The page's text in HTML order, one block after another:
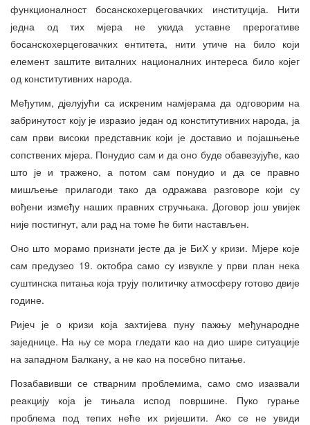
функционалност босанскохерцеговачких институција. Нити
једна од тих мјера не укида уставне прерогативе
босанскохерцеговачких ентитета, нити утиче на било који
елемент заштите виталних националних интереса било којег
од конститутивних народа.
Међутим, дјелујући са искреним намјерама да одговорим на
забринутост коју је изразио један од конститутивних народа, ја
сам први високи представник који је доставио и појашњење
сопствених мјера. Понудио сам и да оно буде обавезујуће, као
што је и тражено, а потом сам понудио и да се правно
мишљење прилагоди тако да одражава разговоре који су
вођени између наших правних стручњака. Договор још увијек
није постигнут, али рад на томе ће бити настављен.
Оно што морамо признати јесте да је БиХ у кризи. Мјере које
сам предузео 19. октобра само су извукле у први план нека
суштинска питања која трују политичку атмосферу готово двије
године.
Ријеч је о кризи која захтијева пуну пажњу међународне
заједнице. На њу се мора гледати као на дио шире ситуације
на западном Балкану, а не као на посебно питање.
Позабавивши се стварним проблемима, само смо изазвали
реакцију која је тињала испод површине. Пуко гурање
проблема под тепих неће их ријешити. Ако се не увиди